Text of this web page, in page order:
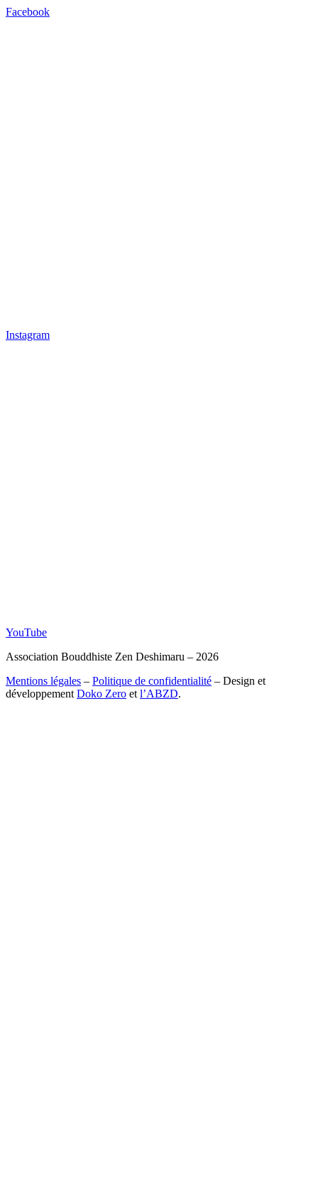
Facebook
Instagram
YouTube
Association Bouddhiste Zen Deshimaru – 2026
Mentions légales – Politique de confidentialité – Design et
développement Doko Zero et l’ABZD.